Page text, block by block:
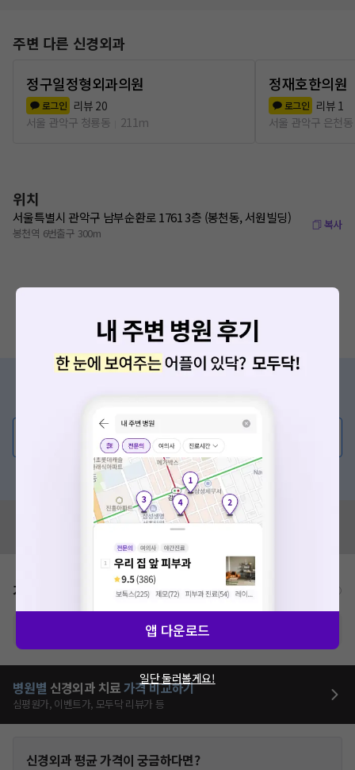
주변 다른 신경외과
정구일정형외과의원
로그인 리뷰 20
서울 관악구 청룡동
211m
정재호한의원
로그인 리뷰 1
서울 관악구 은천동
위치
서울특별시 관악구 남부순환로 1761 3층 (봉천동, 서원빌딩)
봉천역 6번출구 300m
복사
💬 무엇이든 물어보세요
혹은, 의료상담 서비스에 다양한 게시글 보러가기
혹시 잘못된 병원정보가 있나요?
가격표 비급여/급여 진료란?
※ 해당병원의 비급여 가격표는 현재 준비중입니다.
병원별 신경외과 치료가격 비교하기
심평원가, 이벤트가, 모두닥 리뷰가 등
신경외과평균 가격이 궁금하다면?
앱 다운로드
일단 둘러볼게요!